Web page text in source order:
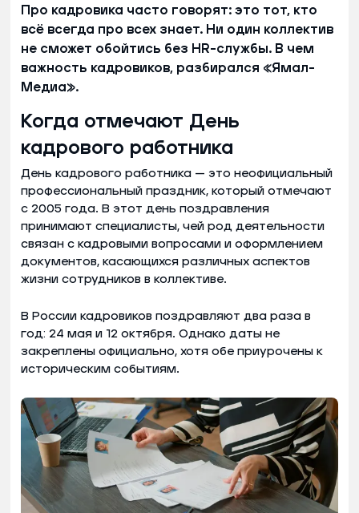
Про кадровика часто говорят: это тот, кто
всё всегда про всех знает. Ни один коллектив
не сможет обойтись без HR-службы. В чем
важность кадровиков, разбирался «Ямал-
Медиа».
Когда отмечают День
кадрового работника
День кадрового работника — это неофициальный
профессиональный праздник, который отмечают
с 2005 года. В этот день поздравления
принимают специалисты, чей род деятельности
связан с кадровыми вопросами и оформлением
документов, касающихся различных аспектов
жизни сотрудников в коллективе.
В России кадровиков поздравляют два раза в
год: 24 мая и 12 октября. Однако даты не
закреплены официально, хотя обе приурочены к
историческим событиям.